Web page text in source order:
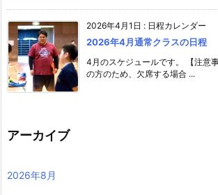
2026年4月1日 : 日程カレンダー
2026年4月通常クラスの日程
4月のスケジュールです。 【注意
の方のため、欠席する場合 ...
アーカイブ
2026年8月